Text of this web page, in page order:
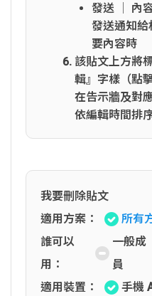
發送 │ 內
發送通知給
要內容時
該貼文上方將
輯』字樣（點
在告示牆及對
依編輯時間排
我要刪除貼文
適用方案：
所有
誰可以
用：
一般成
員
適用裝置：
手機